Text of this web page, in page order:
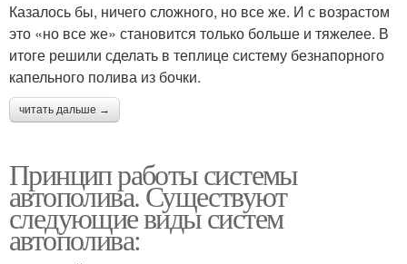
Казалось бы, ничего сложного, но все же. И с возрастом
это «но все же» становится только больше и тяжелее. В
итоге решили сделать в теплице систему безнапорного
капельного полива из бочки.
читать дальше →
Принцип работы системы
автополива. Существуют
следующие виды систем
автополива: